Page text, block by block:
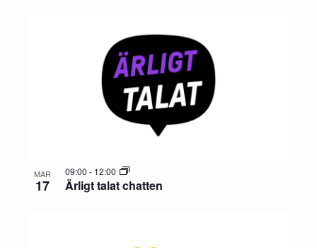
MAR
17 Ärligt talat chatten
09:00 - 12:00